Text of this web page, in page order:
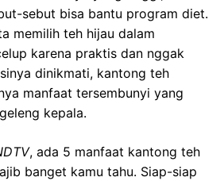
sebut bisa bantu program diet.
memilih teh hijau dalam
karena praktis dan nggak
dinikmati, kantong teh
manfaat tersembunyi yang
kepala.
, ada 5 manfaat kantong teh
banget kamu tahu. Siap-siap